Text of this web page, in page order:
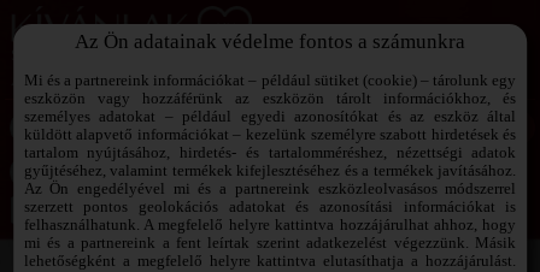
Add át magad a vágyaidnak!
Jelszó emlékeztető ›
Jegyezd meg az adataimat!
Az Ön adatainak védelme fontos a számunkra
Mi és a partnereink információkat – például sütiket (cookie) – tárolunk egy
eszközön vagy hozzáférünk az eszközön tárolt információkhoz, és
személyes adatokat – például egyedi azonosítókat és az eszköz által
küldött alapvető információkat – kezelünk személyre szabott hirdetések és
tartalom nyújtásához, hirdetés- és tartalomméréshez, nézettségi adatok
gyűjtéséhez, valamint termékek kifejlesztéséhez és a termékek javításához.
Az Ön engedélyével mi és a partnereink eszközleolvasásos módszerrel
szerzett pontos geolokációs adatokat és azonosítási információkat is
felhasználhatunk. A megfelelő helyre kattintva hozzájárulhat ahhoz, hogy
mi és a partnereink a fent leírtak szerint adatkezelést végezzünk. Másik
lehetőségként a megfelelő helyre kattintva elutasíthatja a hozzájárulást.